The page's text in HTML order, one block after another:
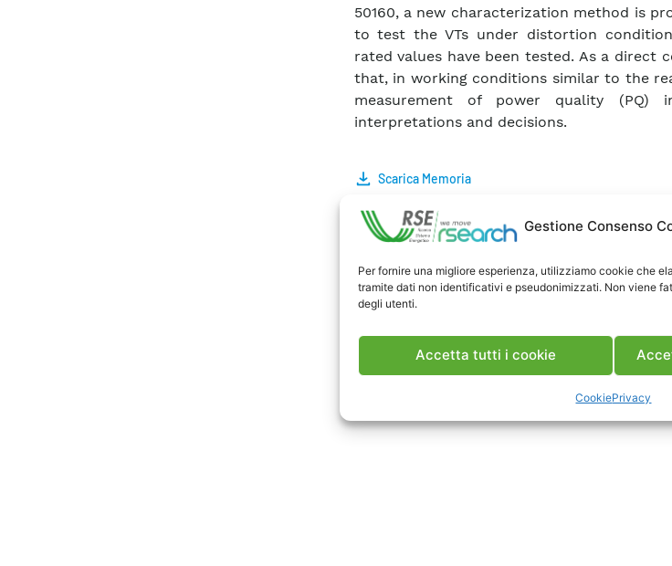
Gestione Consenso
Per fornire una migliore esperienza, utilizziamo cookie che
tramite dati non identificativi e pseudonimizzati. Non viene
degli utenti.
Accetta tutti i cookie
CookiePrivacy
50160, a new characterization method is
to test the VTs under distortion
rated values have been tested. As a direct
that, in working conditions similar to the
measurement of power quality
interpretations and decisions.
Scarica Memoria